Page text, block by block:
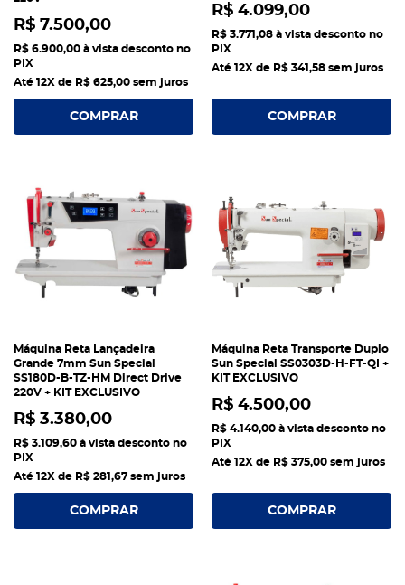
R$ 7.500,00
R$ 6.900,00 à vista desconto no
PIX
Até 12X de R$ 625,00 sem juros
COMPRAR
R$ 4.099,00
R$ 3.771,08 à vista desconto no
PIX
Até 12X de R$ 341,58 sem juros
COMPRAR
Máquina Reta Lançadeira
Grande 7mm Sun Special
SS180D-B-TZ-HM Direct Drive
220V + KIT EXCLUSIVO
R$ 3.380,00
R$ 3.109,60 à vista desconto no
PIX
Até 12X de R$ 281,67 sem juros
COMPRAR
Máquina Reta Transporte Duplo
Sun Special SS0303D-H-FT-QI +
KIT EXCLUSIVO
R$ 4.500,00
R$ 4.140,00 à vista desconto no
PIX
Até 12X de R$ 375,00 sem juros
COMPRAR